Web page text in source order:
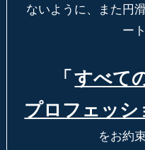
ないように、
また円
ー
「 すべて
プロフェッシ
をお約